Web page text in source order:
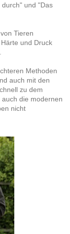
und "Das
Tieren
und Druck
Methoden
auch mit den
zu dem
die modernen
nicht